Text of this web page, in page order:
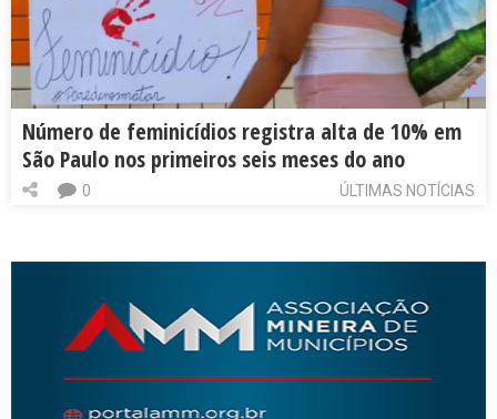
Número de feminicídios registra alta de 10% em
São Paulo nos primeiros seis meses do ano
ÚLTIMAS NOTÍCIAS
0